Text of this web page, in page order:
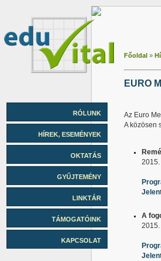
RÓLUNK
HÍREK, ESEMÉNYEK
OKTATÁS
GYŰJTEMÉNY
LINKTÁR
TÁMOGATÓINK
KAPCSOLAT
Főoldal »
EURO
Az Euro
A közösen
2015.
A
2015.